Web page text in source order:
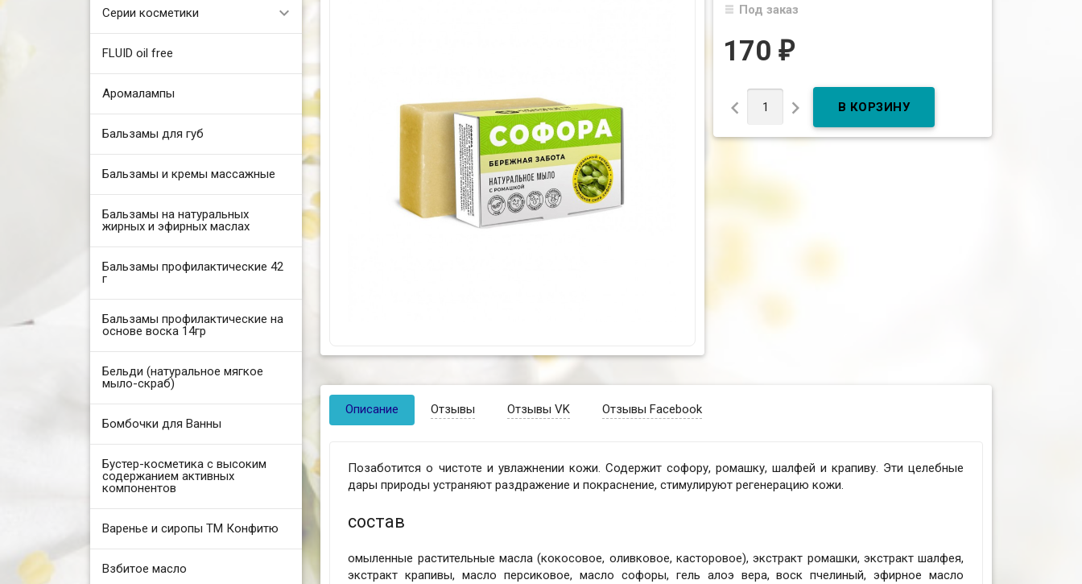
Серии косметики
FLUID oil free
Аромалампы
Бальзамы для губ
Бальзамы и кремы массажные
Бальзамы на натуральных
жирных и эфирных маслах
Бальзамы профилактические 42
г
Бальзамы профилактические на
основе воска 14гр
Бельди (натуральное мягкое
мыло-скраб)
Бомбочки для Ванны
Бустер-косметика с высоким
содержанием активных
компонентов
Варенье и сиропы ТМ Конфитю
Взбитое масло
Под заказ
170₽
 
Описание Отзывы Отзывы VK Отзывы Facebook
Позаботится о чистоте и увлажнении кожи. Содержит софору, ромашку, шалфей и крапиву. Эти целебные
дары природы устраняют раздражение и покраснение, стимулируют регенерацию кожи.
состав
омыленные растительные масла (кокосовое, оливковое, касторовое), экстракт ромашки, экстракт шалфея,
экстракт крапивы, масло персиковое, масло софоры, гель алоэ вера, воск пчелиный, эфирное масло